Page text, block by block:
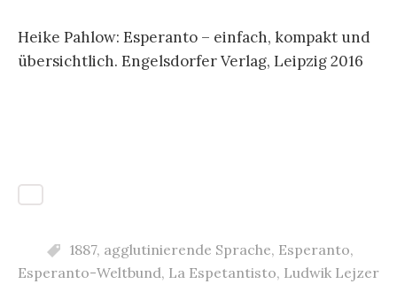
Heike Pahlow: Esperanto – einfach, kompakt und
übersichtlich. Engelsdorfer Verlag, Leipzig 2016
1887, agglutinierende Sprache, Esperanto,
Esperanto-Weltbund, La Espetantisto, Ludwik Lejzer